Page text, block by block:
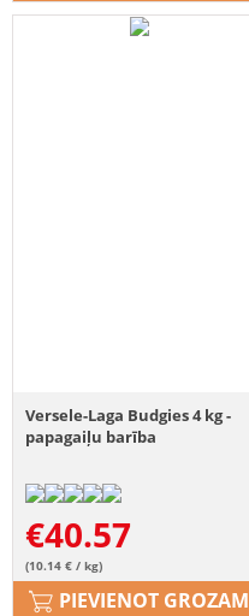
Versele-Laga Budgies 4 kg -
papagaiļu barība
€40.57
(10.14 € / kg)
PIEVIENOT GROZAM